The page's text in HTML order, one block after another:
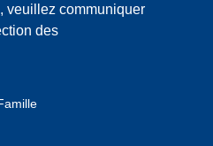
veuillez communiquer
des